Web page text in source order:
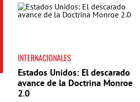
INTERNACIONALES
Estados Unidos: El descarado
avance de la Doctrina Monroe
2.0